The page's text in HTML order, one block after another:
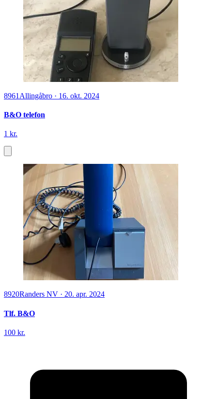
8961 Allingåbro · 16. okt. 2024
B&O telefon
1 kr.
8920Randers NV · 20. apr. 2024
Tlf. B&O
100 kr.